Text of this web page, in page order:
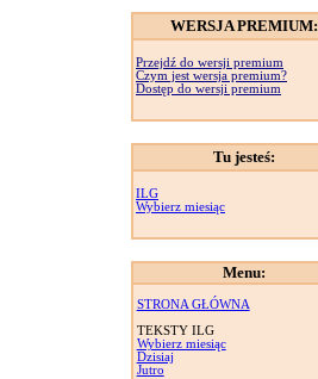
WERSJA PREMIUM:
Przejdź do wersji premium
Czym jest wersja premium?
Dostęp do wersji premium
Tu jesteś:
ILG
Wybierz miesiąc
Menu:
STRONA GŁÓWNA
TEKSTY ILG
Wybierz miesiąc
Dzisiaj
Jutro